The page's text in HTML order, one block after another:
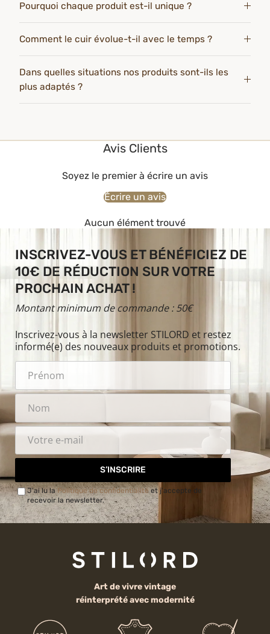
Pourquoi chaque produit est-il unique ?
Comment le cuir évolue-t-il avec le temps ?
Dans quelles situations nos produits sont-ils les
plus adaptés ?
Avis Clients
Soyez le premier à écrire un avis
Écrire un avis
Aucun élément trouvé
INSCRIVEZ-VOUS ET BÉNÉFICIEZ DE
10€ DE RÉDUCTION SUR VOTRE
PROCHAIN ACHAT !
Montant minimum de commande : 50€
Inscrivez-vous à la newsletter STILORD et restez
informé(e) des nouveaux produits et promotions.
S’INSCRIRE
J'ai lu laPolitique de confidentialitéet j'accepte de
recevoir la newsletter.
Art de vivre vintage
réinterprété avec modernité